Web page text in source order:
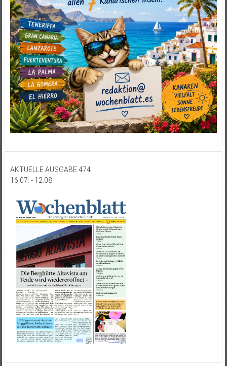
AKTUELLE AUSGABE 474
16.07. - 12.08.